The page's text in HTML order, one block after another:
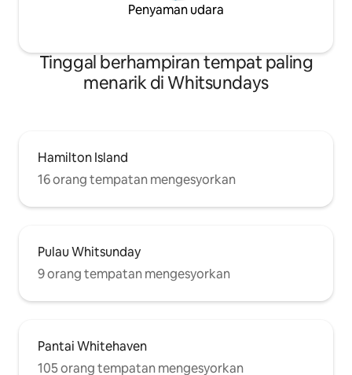
Penyaman udara
Tinggal berhampiran tempat paling
menarik di Whitsundays
Hamilton Island
16 orang tempatan mengesyorkan
Pulau Whitsunday
9 orang tempatan mengesyorkan
Pantai Whitehaven
105 orang tempatan mengesyorkan